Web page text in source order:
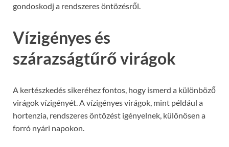
gondoskodj a rendszeres öntözésről.
Vízigényes és
szárazságtűrő virágok
A kertészkedés sikeréhez fontos, hogy ismerd a különböző
virágok vízigényét. A vízigényes virágok, mint például a
hortenzia, rendszeres öntözést igényelnek, különösen a
forró nyári napokon.